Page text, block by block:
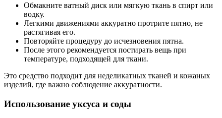
Обмакните ватный диск или мягкую ткань в спирт или
водку.
Легкими движениями аккуратно протрите пятно, не
растягивая его.
Повторяйте процедуру до исчезновения пятна.
После этого рекомендуется постирать вещь при
температуре, подходящей для ткани.
Это средство подходит для неделикатных тканей и кожаных
изделий, где важно соблюдение аккуратности.
Использование уксуса и соды